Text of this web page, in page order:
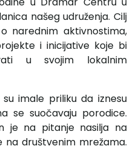
našeg udruženja. Cilj
narednim aktivnostima,
i inicijative koje bi
u svojim lokalnim
imale priliku da iznesu
se suočavaju porodice.
je na pitanje nasilja na
na društvenim mrežama.